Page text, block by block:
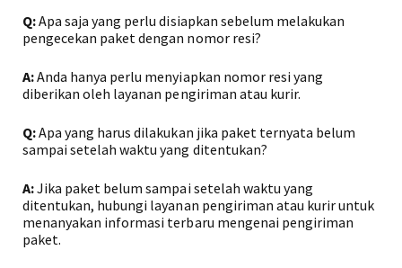
Q:Apa saja yang perlu disiapkan sebelum melakukan
pengecekan paket dengan nomor resi?
A:Anda hanya perlu menyiapkan nomor resi yang
diberikan oleh layanan pengiriman atau kurir.
Q:Apa yang harus dilakukan jika paket ternyata belum
sampai setelah waktu yang ditentukan?
A:Jika paket belum sampai setelah waktu yang
ditentukan, hubungi layanan pengiriman atau kurir untuk
menanyakan informasi terbaru mengenai pengiriman
paket.